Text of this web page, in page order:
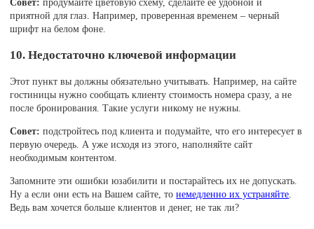
приятной для глаз. Например, проверенная временем – черный
шрифт на белом фоне.
10. Недостаточно ключевой информации
Этот пункт вы должны обязательно учитывать. Например, на сайте
гостиницы нужно сообщать клиенту стоимость номера сразу, а не
после бронирования. Такие услуги никому не нужны.
Совет: подстройтесь под клиента и подумайте, что его интересует в
первую очередь. А уже исходя из этого, наполняйте сайт
необходимым контентом.
Запомните эти ошибки юзабилити и постарайтесь их не допускать.
Ну а если они есть на Вашем сайте, тонемедленно их устраняйте.
Ведь вам хочется больше клиентов и денег, не так ли?